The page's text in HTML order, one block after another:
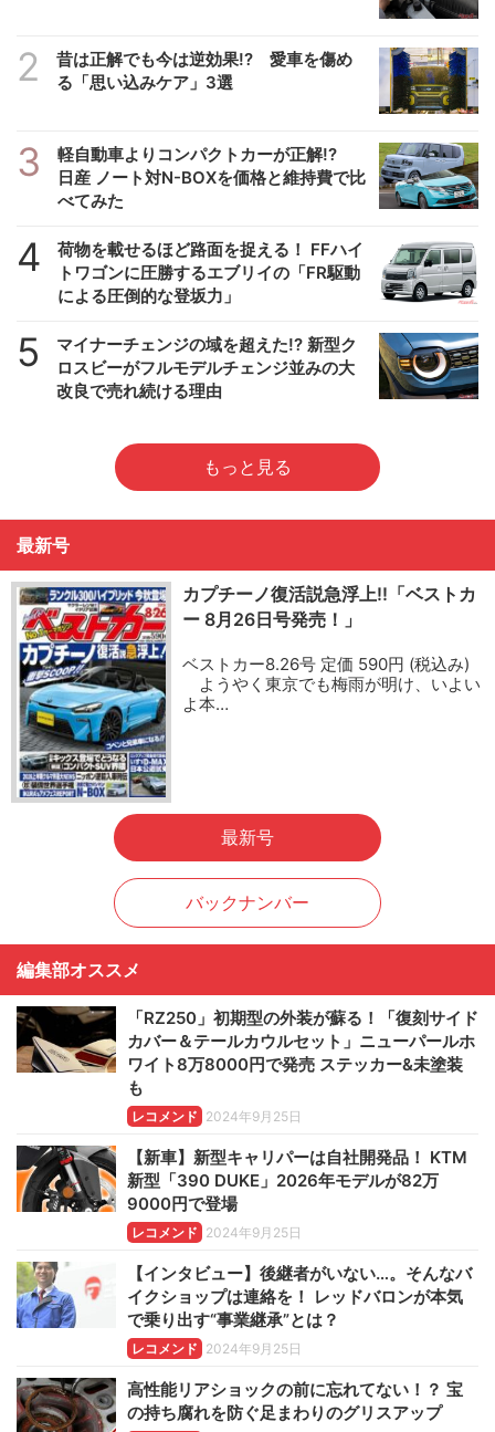
2
昔は正解でも今は逆効果!? 愛車を傷め
る「思い込みケア」3選
3
軽自動車よりコンパクトカーが正解!?
日産 ノート対N-BOXを価格と維持費で比
べてみた
4
荷物を載せるほど路面を捉える！ FFハイ
トワゴンに圧勝するエブリイの「FR駆動
による圧倒的な登坂力」
5
マイナーチェンジの域を超えた!? 新型ク
ロスビーがフルモデルチェンジ並みの大
改良で売れ続ける理由
もっと見る
最新号
カプチーノ復活説急浮上!!「ベストカ
ー 8月26日号発売！」
ベストカー8.26号 定価 590円 (税込み)
ようやく東京でも梅雨が明け、いよい
よ本…
最新号
バックナンバー
編集部オススメ
「RZ250」初期型の外装が蘇る！「復刻サイド
カバー＆テールカウルセット」ニューパールホ
ワイト8万8000円で発売 ステッカー&未塗装
も
レコメンド 2024年9月25日
【新車】新型キャリパーは自社開発品！ KTM
新型「390 DUKE」2026年モデルが82万
9000円で登場
レコメンド 2024年9月25日
【インタビュー】後継者がいない…。そんなバ
イクショップは連絡を！ レッドバロンが本気
で乗り出す“事業継承”とは？
レコメンド 2024年9月25日
高性能リアショックの前に忘れてない！？ 宝
の持ち腐れを防ぐ足まわりのグリスアップ